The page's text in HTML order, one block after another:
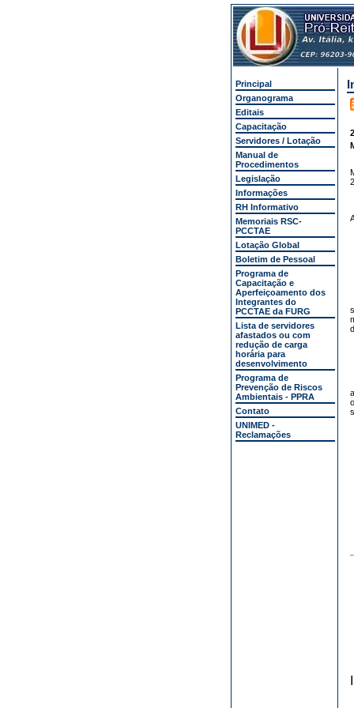
Principal
Organograma
Editais
Capacitação
Servidores / Lotação
Manual de
Procedimentos
Legislação
Informações
RH Informativo
Memoriais RSC-
PCCTAE
Lotação Global
Boletim de Pessoal
Programa de
Capacitação e
Aperfeiçoamento dos
Integrantes do
PCCTAE da FURG
Lista de servidores
afastados ou com
redução de carga
horária para
desenvolvimento
Programa de
Prevenção de Riscos
Ambientais - PPRA
Contato
UNIMED -
Reclamações